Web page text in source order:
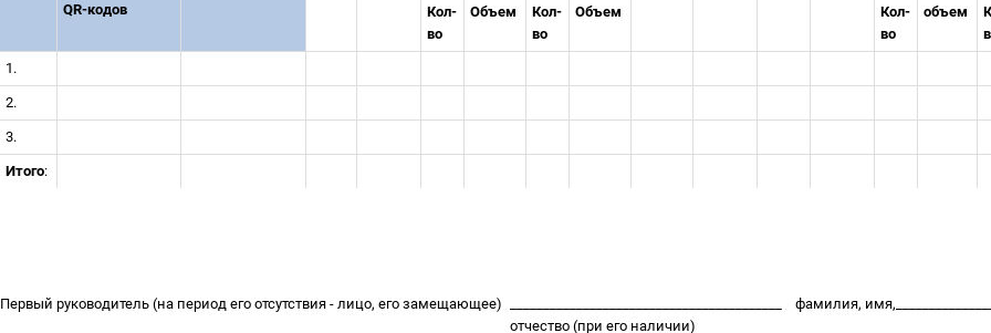
QR-кодов
Кол-
во
Объем
Кол-
во
Объем
Кол-
во
объем
1.
2.
3.
Итого:
Первый руководитель (на период его отсутствия - лицо, его замещающее)
фамилия, имя,
отчество (при его наличии)